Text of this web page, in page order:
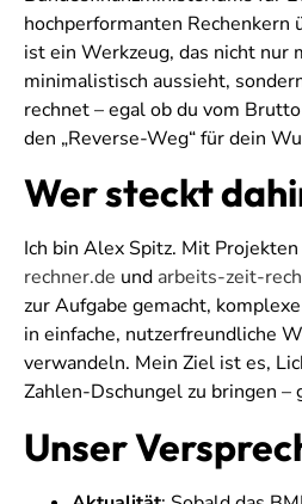
hochperformanten Rechenkern
ist ein Werkzeug, das nicht nur
minimalistisch aussieht,
rechnet – egal ob du vom
den „Reverse-Weg“ für dein
Wer steckt
Ich bin Alex Spitz. Mit
rechner.de und arbeits-zeit-
zur Aufgabe gemacht,
in einfache, nutzerfreundliche
verwandeln. Mein Ziel ist es,
Zahlen-Dschungel zu bringen –
Unser